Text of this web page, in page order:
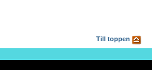
Till toppen